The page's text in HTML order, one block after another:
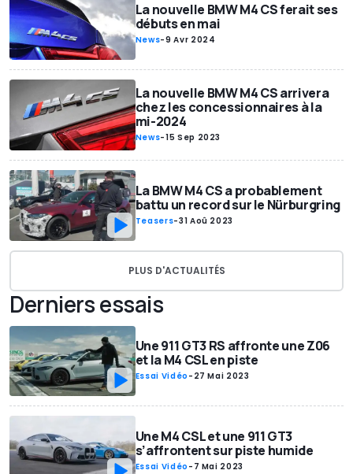
La nouvelle BMW M4 CS ferait ses
débuts en mai
News-9 Avr 2024
La nouvelle BMW M4 CS arrivera
chez les concessionnaires à la
mi-2024
News-15 Sep 2023
La BMW M4 CS a probablement
battu un record sur le Nürburgring
Teasers-31 Aoû 2023
PLUS D'ACTUALITÉS
Derniers essais
Une 911 GT3 RS affronte une Z06
et la M4 CSL en piste
Essai Vidéo - 27 Mai 2023
Une M4 CSL et une 911 GT3
s’affrontent sur piste humide
Essai Vidéo - 7 Mai 2023